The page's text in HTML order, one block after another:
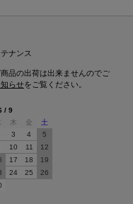
ナンス
品の出荷は出来ませんのでご
らせをご覧ください。
/ 9
木 金
土
3 4
5
10 11
12
17 18
19
24 25
26